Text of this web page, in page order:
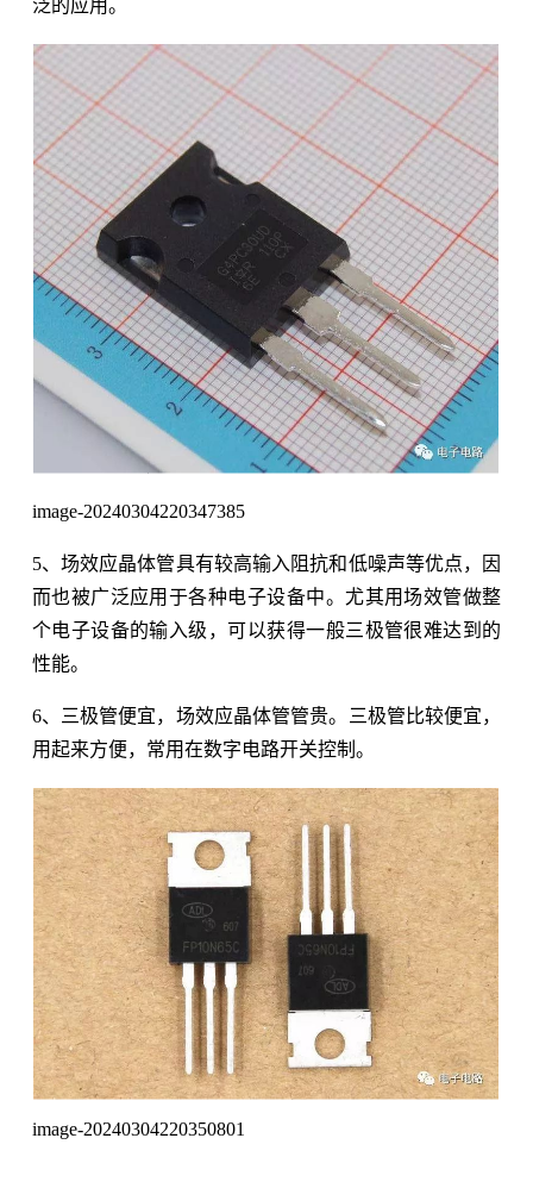
泛的应用。
image-20240304220347385
5、场效应晶体管具有较高输入阻抗和低噪声等优点，因
而也被广泛应用于各种电子设备中。尤其用场效管做整
个电子设备的输入级，可以获得一般三极管很难达到的
性能。
6、三极管便宜，场效应晶体管管贵。三极管比较便宜，
用起来方便，常用在数字电路开关控制。
image-20240304220350801